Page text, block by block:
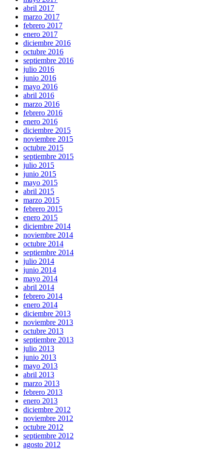
abril 2017
marzo 2017
febrero 2017
enero 2017
diciembre 2016
octubre 2016
septiembre 2016
julio 2016
junio 2016
mayo 2016
abril 2016
marzo 2016
febrero 2016
enero 2016
diciembre 2015
noviembre 2015
octubre 2015
septiembre 2015
julio 2015
junio 2015
mayo 2015
abril 2015
marzo 2015
febrero 2015
enero 2015
diciembre 2014
noviembre 2014
octubre 2014
septiembre 2014
julio 2014
junio 2014
mayo 2014
abril 2014
febrero 2014
enero 2014
diciembre 2013
noviembre 2013
octubre 2013
septiembre 2013
julio 2013
junio 2013
mayo 2013
abril 2013
marzo 2013
febrero 2013
enero 2013
diciembre 2012
noviembre 2012
octubre 2012
septiembre 2012
agosto 2012